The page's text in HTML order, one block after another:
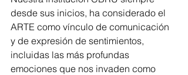
desde sus inicios, ha considerado el
ARTE como vínculo de comunicación
y de expresión de sentimientos,
incluidas las más profundas
emociones que nos invaden como